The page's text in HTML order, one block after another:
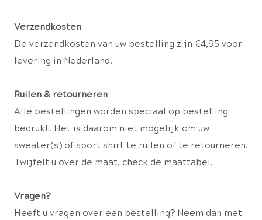
Verzendkosten
De verzendkosten van uw bestelling zijn €4,95 voor
levering in Nederland.
Ruilen & retourneren
Alle bestellingen worden speciaal op bestelling
bedrukt. Het is daarom niet mogelijk om uw
sweater(s) of sport shirt te ruilen of te retourneren.
Twijfelt u over de maat, check de maattabel.
Vragen?
Heeft u vragen over een bestelling? Neem dan met